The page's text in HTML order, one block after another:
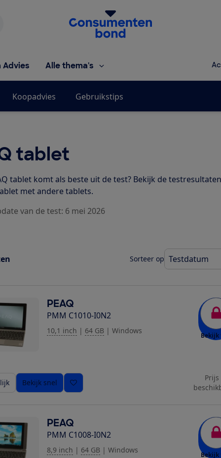
Homepage van de Consumentenbond
Advies Alle thema's
Koopadvies Gebruikstips
tablet
tablet komt als beste uit de test? Bekijk de
met andere tablets.
van de test: 6 mei 2026
Sorteer op
PEAQ
PMM C1010-I0N2
10,1 inch | 64 GB | Windows
Bekijk
Bekijk snel
PEAQ
PMM C1008-I0N2
8,9 inch | 64 GB | Windows
Bekijk